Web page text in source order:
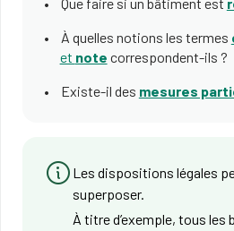
À quelles notions les termes
et note correspondent-ils ?
Existe-il des mesures
Les dispositions légales
superposer.
À titre d’exemple, tous